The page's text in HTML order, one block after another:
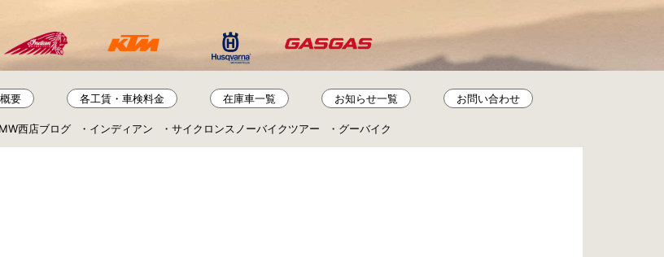
要 各工賃・車検料金 在庫車一覧 お知らせ一覧 お問い合わせ
西店ブログ インディアン サイクロンスノーバイクツアー グーバイク